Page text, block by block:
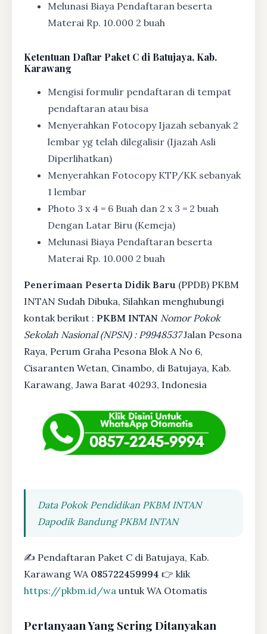
Melunasi Biaya Pendaftaran beserta
Materai Rp. 10.000 2 buah
Ketentuan Daftar Paket C di Batujaya, Kab.
Karawang
Mengisi formulir pendaftaran di tempat
pendaftaran atau bisa
Menyerahkan Fotocopy Ijazah sebanyak 2
lembar yg telah dilegalisir (Ijazah Asli
Diperlihatkan)
Menyerahkan Fotocopy KTP/KK sebanyak
1 lembar
Photo 3 x 4 = 6 Buah dan 2 x 3 = 2 buah
Dengan Latar Biru (Kemeja)
Melunasi Biaya Pendaftaran beserta
Materai Rp. 10.000 2 buah
Penerimaan Peserta Didik Baru (PPDB) PKBM
INTAN Sudah Dibuka, Silahkan menghubungi
kontak berikut : PKBM INTAN Nomor Pokok
Sekolah Nasional (NPSN) : P9948537Jalan Pesona
Raya, Perum Graha Pesona Blok A No 6,
Cisaranten Wetan, Cinambo, di Batujaya, Kab.
Karawang, Jawa Barat 40293, Indonesia
Data Pokok Pendidikan PKBM INTAN
Dapodik Bandung PKBM INTAN
✍ Pendaftaran Paket C di Batujaya, Kab.
Karawang WA 085722459994 👉 klik
https://pkbm.id/wa untuk WA Otomatis
Pertanyaan Yang Sering Ditanyakan